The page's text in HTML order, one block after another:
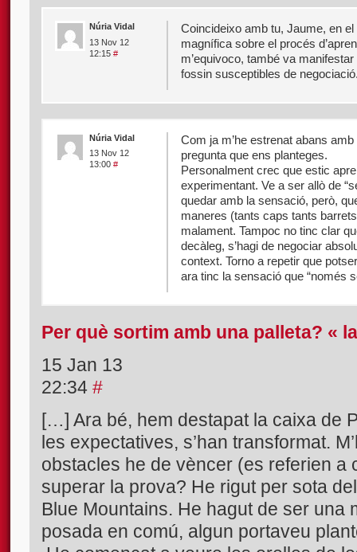
Núria Vidal
13 Nov 12
12:15 #
Coincideixo amb tu, Jaume, en
magnífica sobre el procés
m’equivoco, també va
fossin susceptibles de
Núria Vidal
13 Nov 12
13:00 #
Com ja m’he estrenat abans
pregunta que ens planteges.
Personalment crec que estic
experimentant. Ve a ser allò de
quedar amb la sensació, però,
maneres (tants caps tants
malament. Tampoc no tinc clar
decàleg, s’hagi de negociar
context. Torno a repetir que
ara tinc la sensació que “només
Per què sortim amb una palleta? «
15 Jan 13
22:34 #
[…] Ara bé, hem destapat la caixa de
les expectatives, s’han transformat.
obstacles he de vèncer (es referien a
superar la prova? He rigut per sota
Blue Mountains. He hagut de ser una
posada en comú, algun portaveu